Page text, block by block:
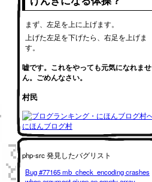
まず、左足を上に上げます。
上げた左足を下げたら、右足を上げま
す。
嘘です。これをやっても元気になれませ
ん。ごめんなさい。
村民
にほんブログ村
php-src 発見したバグリスト
Bug #77165 mb_check_encoding crashes